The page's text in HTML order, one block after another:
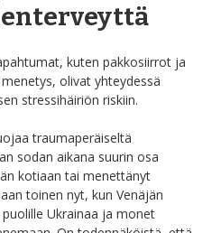
kuten pakkosiirrot ja
olivat yhteydessä
stressihäiriön riskiin.
traumaperäiseltä
sodan aikana suurin osa
kotiaan tai menettänyt
toinen nyt, kun Venäjän
Ukrainaa ja monet